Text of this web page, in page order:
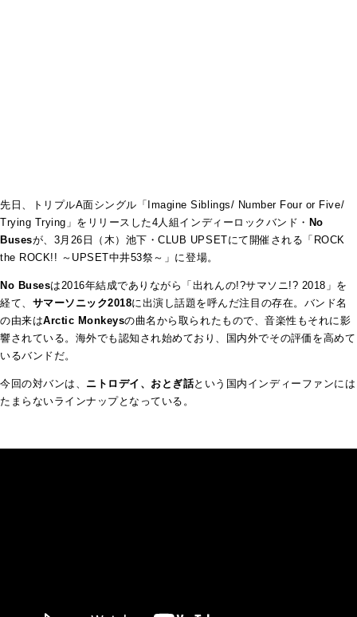
先日、トリプルA面シングル「Imagine Siblings/ Number Four or Five/
Trying Trying」をリリースした4人組インディーロックバンド・ No
Busesが、3月26日（木）池下・CLUB UPSETにて開催される「ROCK
the ROCK!! ～UPSET中井53祭～」に登場。
No Busesは2016年結成でありながら「出れんの!?サマソニ!? 2018」を
経て、 サマーソニック2018に出演し話題を呼んだ注目の存在。バンド名
の由来はArctic Monkeysの曲名から取られたもので、音楽性もそれに影
響されている。海外でも認知され始めており、国内外でその評価を高めて
いるバンドだ。
今回の対バンは、 ニトロデイ、おとぎ話という国内インディーファンには
たまらないラインナップとなっている。